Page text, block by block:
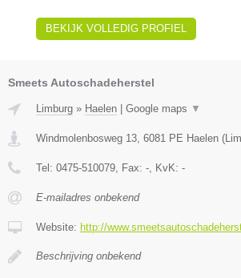
BEKIJK VOLLEDIG PROFIEL
Smeets Autoschadeherstel
Limburg » Haelen Google maps ▼
Windmolenbosweg 13 6081 PE Haelen (
Tel: 0475-510079 , Fax: - , KvK: -
E-mailadres onbekend
Website: http://
Beschrijving onbekend